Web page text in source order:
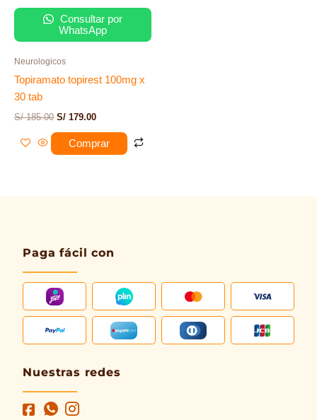
Consultar por
WhatsApp
Neurologicos
Topiramato topirest 100mg x
30 tab
S/185.00 S/ 179.00
Comprar
Paga fácil con
Nuestras redes